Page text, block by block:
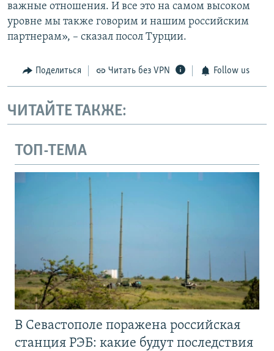
важные отношения. И все это на самом высоком
уровне мы также говорим и нашим российским
партнерам», – сказал посол Турции.
Поделиться Читать без VPN Follow us
ЧИТАЙТЕ ТАКЖЕ:
ТОП-ТЕМА
В Севастополе поражена российская
станция РЭБ: какие будут последствия